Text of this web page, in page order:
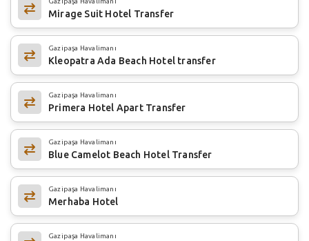
Mirage Suit Hotel Transfer
Gazipaşa Havalimanı
Kleopatra Ada Beach Hotel transfer
Gazipaşa Havalimanı
Primera Hotel Apart Transfer
Gazipaşa Havalimanı
Blue Camelot Beach Hotel Transfer
Gazipaşa Havalimanı
Merhaba Hotel
Gazipaşa Havalimanı